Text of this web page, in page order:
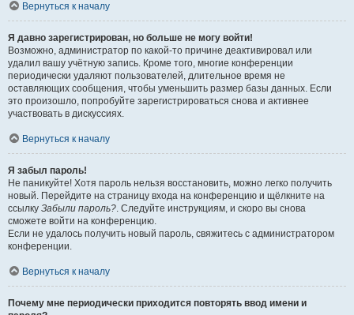
Вернуться к началу
Я давно зарегистрирован, но больше не могу войти!
Возможно, администратор по какой-то причине деактивировал или
удалил вашу учётную запись. Кроме того, многие конференции
периодически удаляют пользователей, длительное время не
оставляющих сообщения, чтобы уменьшить размер базы данных. Если
это произошло, попробуйте зарегистрироваться снова и активнее
участвовать в дискуссиях.
Вернуться к началу
Я забыл пароль!
Не паникуйте! Хотя пароль нельзя восстановить, можно легко получить
новый. Перейдите на страницу входа на конференцию и щёлкните на
ссылку Забыли пароль?. Следуйте инструкциям, и скоро вы снова
сможете войти на конференцию.
Если не удалось получить новый пароль, свяжитесь с администратором
конференции.
Вернуться к началу
Почему мне периодически приходится повторять ввод имени и